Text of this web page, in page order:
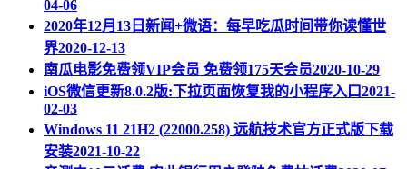
04-06
2020年12月13日新闻+微语：每早吃瓜时间带你读懂世
界2020-12-13
南瓜电影免费领VIP会员 免费领175天会员2020-10-29
iOS微信更新8.0.2版:下拉页面恢复我的小程序入口2021-
02-03
Windows 11 21H2 (22000.258) 远航技术官方正式版下载
安装2021-10-22